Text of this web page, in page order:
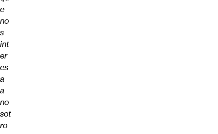
e
no
s
int
er
es
a
a
no
sot
ro